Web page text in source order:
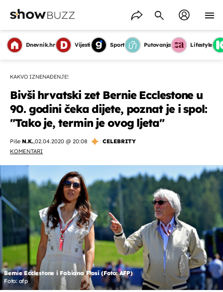
Dnevnik.hr Vijesti Sport Putovanja Lifestyle
KAKVO IZNENAĐENJE!
Bivši hrvatski zet Bernie Ecclestone u
90. godini čeka dijete, poznat je i spol:
"Tako je, termin je ovog ljeta"
Piše N.K.,02.04.2020 @ 20:08
CELEBRITY
KOMENTARI
Bernie Ecclestone i Fabiana Flosi (Foto: AFP)
Foto: afp
OMOGUĆI OBAVIJESTI